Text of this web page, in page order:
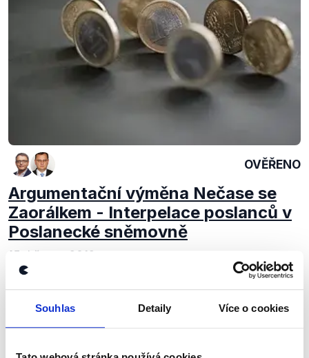
Souhlas Detaily Více o cookies
OVĚŘENO
Argumentační výměna Nečase se
Zaorálkem - Interpelace poslanců v
Poslanecké sněmovně
15. března 2012
Interpelace z 15. března 2012 přinesly kromě
tradičních přestřelek mezi vládou a opozicí i krátký,
leč o to více informačně přínosný, spor mezi
Číst dál